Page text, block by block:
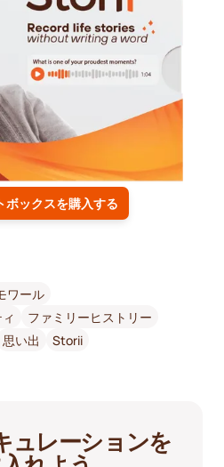
ックスを購入する
ワール
ファミリーヒストリー
思い出 Storii
ュレーションを